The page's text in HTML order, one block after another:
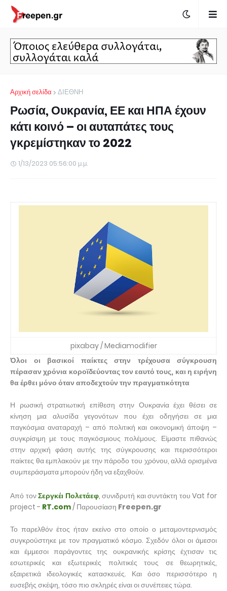
Αρχική σελίδα ΔΙΕΘΝΗ
Ρωσία, Ουκρανία, ΕΕ και ΗΠΑ έχουν
κάτι κοινό – οι αυταπάτες τους
γκρεμίστηκαν το 2022
1/13/2023 05:56:00 μ.μ.
pixabay / Mediamodifier
Όλοι οι βασικοί παίκτες στην τρέχουσα σύγκρουση
πέρασαν χρόνια κοροϊδεύοντας τον εαυτό τους, και η ειρήνη
θα έρθει μόνο όταν αποδεχτούν την πραγματικότητα
Η ρωσική στρατιωτική επίθεση στην Ουκρανία έχει θέσει σε
κίνηση μια αλυσίδα γεγονότων που έχει οδηγήσει σε μια
παγκόσμια αναταραχή – από πολιτική και οικονομική άποψη –
συγκρίσιμη με τους παγκόσμιους πολέμους. Είμαστε πιθανώς
στην αρχική φάση αυτής της σύγκρουσης και περισσότεροι
παίκτες θα εμπλακούν με την πάροδο του χρόνου, αλλά ορισμένα
συμπεράσματα μπορούν ήδη να εξαχθούν.
Από τονΣεργκέι Πολετάεφ, συνιδρυτή και συντάκτη του Vat for
project - RT.com/ Παρουσίαση Freepen.gr
Το παρελθόν έτος ήταν εκείνο στο οποίο ο μεταμοντερνισμός
συγκρούστηκε με τον πραγματικό κόσμο. Σχεδόν όλοι οι άμεσοι
και έμμεσοι παράγοντες της ουκρανικής κρίσης έχτισαν τις
εσωτερικές και εξωτερικές πολιτικές τους σε θεωρητικές,
εξαιρετικά ιδεολογικές κατασκευές. Και όσο περισσότερο η
ευσεβής σκέψη, τόσο πιο σκληρές είναι οι συνέπειες τώρα.